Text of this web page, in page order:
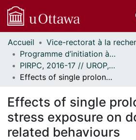
Communautés
et collections
Parcourir
Statistiques
À propos
Accueil
Programme d’initiation à la recherche au premier cycle (PIRPC) // Undergraduate Research Opportunity Program (UROP)
PIRPC, 2016-17 // UROP, 2016-17
Effects of single prolonged stress exposure on dopamine-related behaviours
Effects of single
stress exposure on
related behaviours